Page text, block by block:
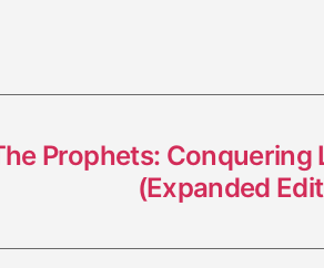
Prophets: Conquering
(Expanded